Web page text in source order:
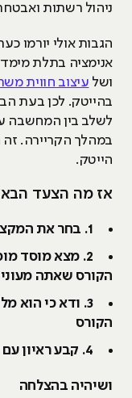
ניהול רשתות
הגבות אולי יורמו
אנימציה בתלת
ושל עיצוב חווית
בהייטק. לכן בעת
לשלב בין המחשבה
במהלך הקריירה. זה
הייטק.
אז מה הצעד
1. בחר את המקצוע שמעניין אותך ללמוד
2. מצא מוסד
הקורס שאתה
3. ודא כי הוא
הקורס
4. קבע ראיון עם יועצי הלימודים
ושיהיה בהצלחה